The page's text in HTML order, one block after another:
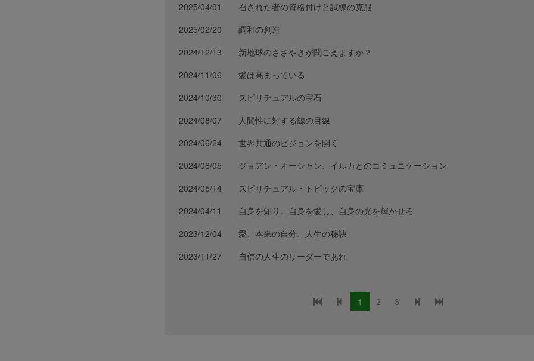
2025/04/01
召された者の資格付けと試練の克服
2025/02/20
調和の創造
2024/12/13
新地球のささやきが聞こえますか？
2024/11/06
愛は高まっている
2024/10/30
スピリチュアルの宝石
2024/08/07
人間性に対する鯨の目線
2024/06/24
世界共通のビジョンを開く
2024/06/05
ジョアン・オーシャン、イルカとのコミュニケーション
2024/05/14
スピリチュアル・トピックの宝庫
2024/04/11
自身を知り、自身を愛し、自身の光を輝かせろ
2023/12/04
愛、本来の自分、人生の秘訣
2023/11/27
自信の人生のリーダーであれ
1 2 3